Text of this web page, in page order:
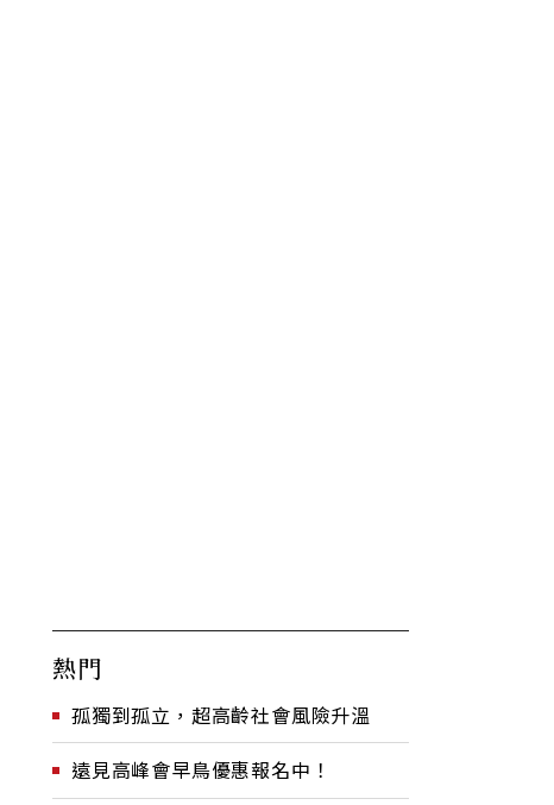
熱門
孤獨到孤立，超高齡社會風險升溫
遠見高峰會早鳥優惠報名中！